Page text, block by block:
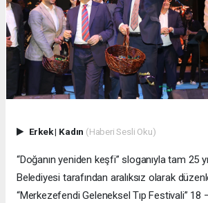
Erkek| Kadın (Haberi Sesli Oku)
“Doğanın yeniden keşfi” sloganıyla tam 25
Belediyesi tarafından aralıksız olarak
“Merkezefendi Geleneksel Tıp Festivali” 18